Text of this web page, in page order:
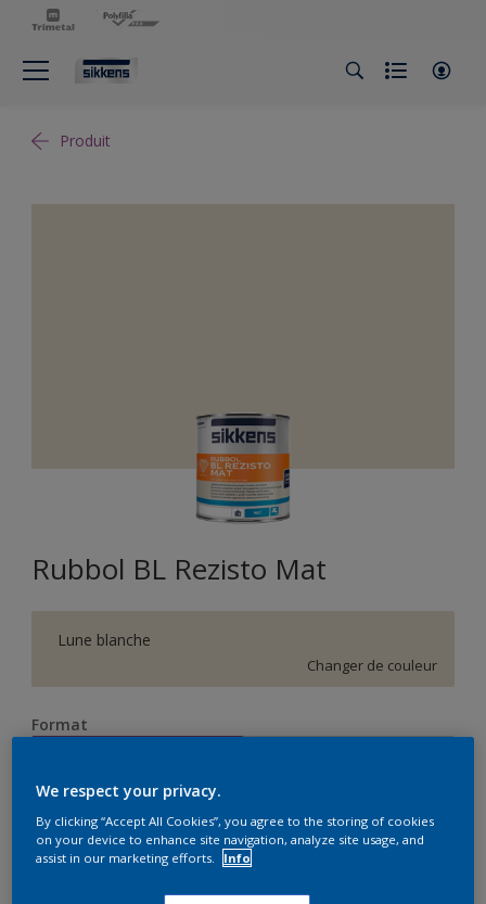
Produit
Rubbol BL Rezisto Mat
Lune blanche
Changer de couleur
Format
Quantité Calculateur de peinture
We respect your privacy.
By clicking “Accept All Cookies”, you agree to the storing of cookies
on your device to enhance site navigation, analyze site usage, and
assist in our marketing efforts.
Info